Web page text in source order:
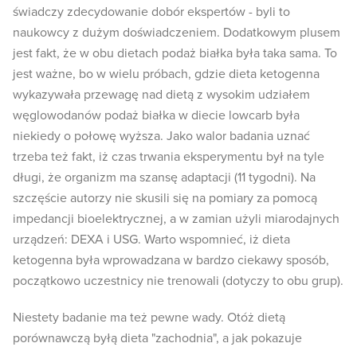
świadczy zdecydowanie dobór ekspertów - byli to
naukowcy z dużym doświadczeniem. Dodatkowym plusem
jest fakt, że w obu dietach podaż białka była taka sama. To
jest ważne, bo w wielu próbach, gdzie dieta ketogenna
wykazywała przewagę nad dietą z wysokim udziałem
węglowodanów podaż białka w diecie lowcarb była
niekiedy o połowę wyższa. Jako walor badania uznać
trzeba też fakt, iż czas trwania eksperymentu był na tyle
długi, że organizm ma szansę adaptacji (11 tygodni). Na
szczęście autorzy nie skusili się na pomiary za pomocą
impedancji bioelektrycznej, a w zamian użyli miarodajnych
urządzeń: DEXA i USG. Warto wspomnieć, iż dieta
ketogenna była wprowadzana w bardzo ciekawy sposób,
początkowo uczestnicy nie trenowali (dotyczy to obu grup).
Niestety badanie ma też pewne wady. Otóż dietą
porównawczą byłą dieta "zachodnia", a jak pokazuje